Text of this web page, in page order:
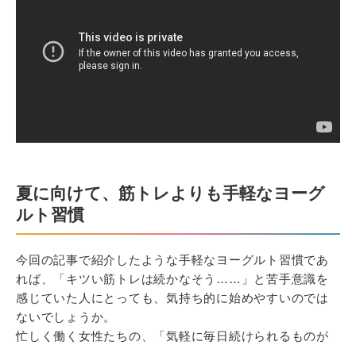
夏に向けて、筋トレよりも手軽なヨーグ
ルト習慣
今回の記事で紹介したような手軽なヨーグルト習慣であ
れば、「キツい筋トレは続かなそう……」と苦手意識を
感じていた人にとっても、気持ち的に始めやすいのでは
ないでしょうか。
忙しく働く女性たちの、「気軽に毎日続けられるものが